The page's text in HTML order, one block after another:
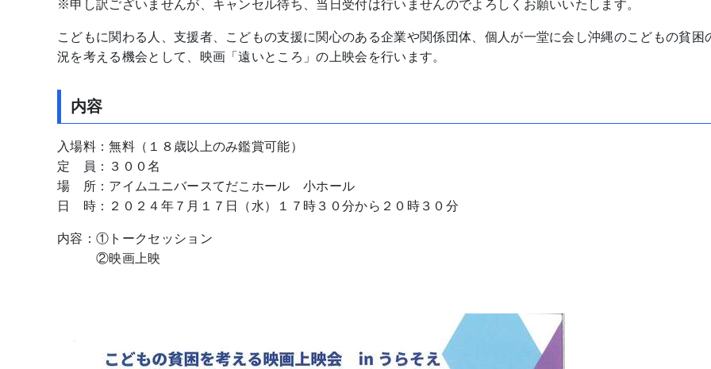
※申し訳ございませんが、キャンセル待ち、当日受付は行いませんのでよろしくお願いいたします。
こどもに関わる人、支援者、こどもの支援に関心のある企業や関係団体、個人が一堂に会し沖縄のこどもの貧困
況を考える機会として、映画「遠いところ」の上映会を行います。
内容
入場料：無料（１８歳以上のみ鑑賞可能）
定 員：３００名
場 所：アイムユニバースてだこホール 小ホール
日 時：２０２４年７月１７日（水）１７時３０分から２０時３０分
内容：①トークセッション
②映画上映